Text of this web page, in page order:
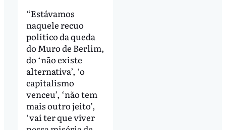
“Estávamos
naquele recuo
político da queda
do Muro de Berlim,
do ‘não existe
alternativa’, ‘o
capitalismo
venceu’, ‘não tem
mais outro jeito’,
‘vai ter que viver